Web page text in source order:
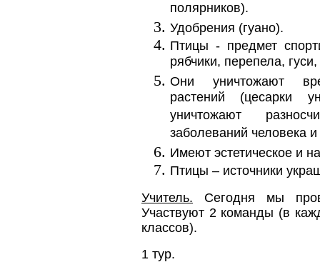
полярников).
Удобрения (гуано).
Птицы - предмет
рябчики, перепела, гуси,
Они уничтожают
растений (цесарки
уничтожают
заболеваний человека
Имеют эстетическое и
Птицы – источники
Учитель. Сегодня мы
Участвуют 2 команды (в
классов).
1 тур.